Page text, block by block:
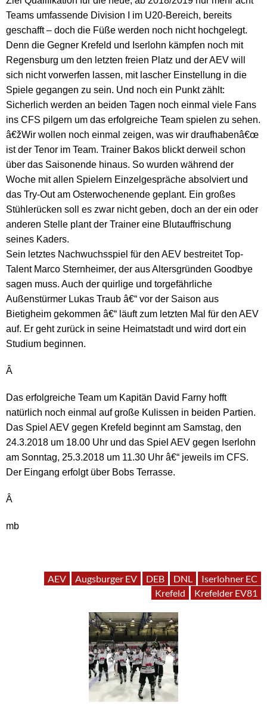
Teams umfassende Division I im U20-Bereich, bereits
geschafft – doch die Füße werden noch nicht hochgelegt.
Denn die Gegner Krefeld und Iserlohn kämpfen noch mit
Regensburg um den letzten freien Platz und der AEV will
sich nicht vorwerfen lassen, mit lascher Einstellung in die
Spiele gegangen zu sein. Und noch ein Punkt zählt:
Sicherlich werden an beiden Tagen noch einmal viele Fans
ins CFS pilgern um das erfolgreiche Team spielen zu sehen.
â€žWir wollen noch einmal zeigen, was wir draufhabenâ€œ
ist der Tenor im Team. Trainer Bakos blickt derweil schon
über das Saisonende hinaus. So wurden während der
Woche mit allen Spielern Einzelgespräche absolviert und
das Try-Out am Osterwochenende geplant. Ein großes
Stühlerücken soll es zwar nicht geben, doch an der ein oder
anderen Stelle plant der Trainer eine Blutauffrischung
seines Kaders.
Sein letztes Nachwuchsspiel für den AEV bestreitet Top-
Talent Marco Sternheimer, der aus Altersgründen Goodbye
sagen muss. Auch der quirlige und torgefährliche
Außenstürmer Lukas Traub â€“ vor der Saison aus
Bietigheim gekommen â€“ läuft zum letzten Mal für den AEV
auf. Er geht zurück in seine Heimatstadt und wird dort ein
Studium beginnen.
Â
Das erfolgreiche Team um Kapitän David Farny hofft
natürlich noch einmal auf große Kulissen in beiden Partien.
Das Spiel AEV gegen Krefeld beginnt am Samstag, den
24.3.2018 um 18.00 Uhr und das Spiel AEV gegen Iserlohn
am Sonntag, 25.3.2018 um 11.30 Uhr â€“ jeweils im CFS.
Der Eingang erfolgt über Bobs Terrasse.
Â
mb
AEV Augsburger EV DEB DNL
Iserlohner EC
Krefeld
Krefelder EV81